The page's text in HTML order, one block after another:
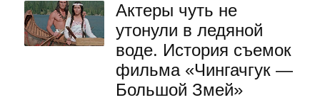
Актеры чуть не
утонули в ледяной
воде. История съемок
фильма «Чингачгук —
Большой Змей»